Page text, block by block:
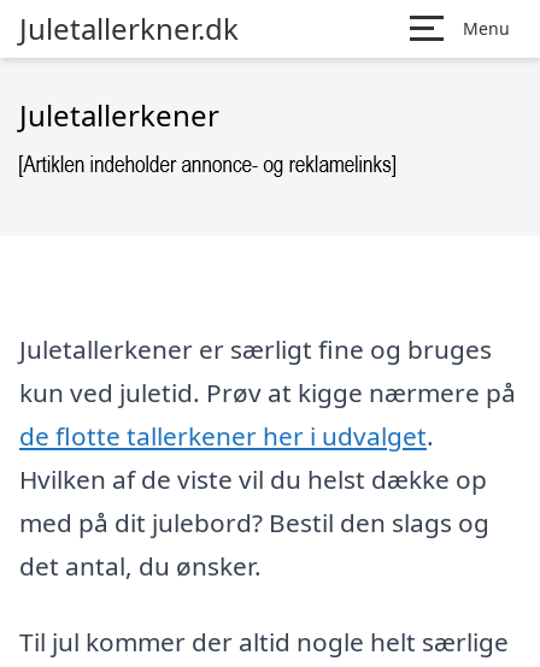
Juletallerkner.dk Menu
Juletallerkener
Juletallerkener er særligt fine og bruges
kun ved juletid. Prøv at kigge nærmere på
de flotte tallerkener her i udvalget.
Hvilken af de viste vil du helst dække op
med på dit julebord? Bestil den slags og
det antal, du ønsker.
Til jul kommer der altid nogle helt særlige